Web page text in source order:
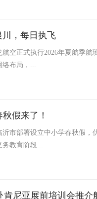
，每日执飞
空正式执行2026年夏航季航
络布局，...
假来了！
市部署设立中小学春秋假
务教育阶段...
肯尼亚展前培训会推介